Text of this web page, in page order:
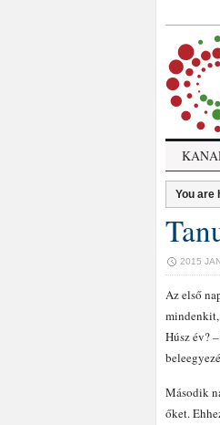
You are
2015
Az első
Húsz év?
Második
őket.